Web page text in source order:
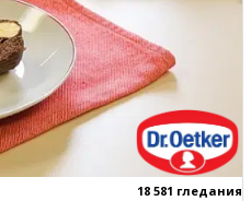
18 581 гледания